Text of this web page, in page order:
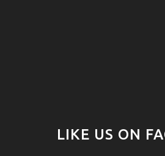
LIKE US ON